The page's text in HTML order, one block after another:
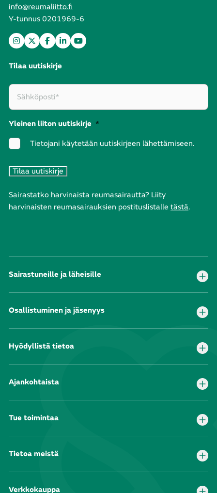
info@reumaliitto.fi
Y-tunnus 0201969-6
Tilaa uutiskirje
Yleinen liiton uutiskirje *
Tietojani käytetään uutiskirjeen lähettämiseen.
Sairastatko harvinaista reumasairautta? Liity
harvinaisten reumasairauksien postituslistalle tästä.
Sairastuneille ja läheisille
Osallistuminen ja jäsenyys
Hyödyllistä tietoa
Ajankohtaista
Tue toimintaa
Tietoa meistä
Verkkokauppa